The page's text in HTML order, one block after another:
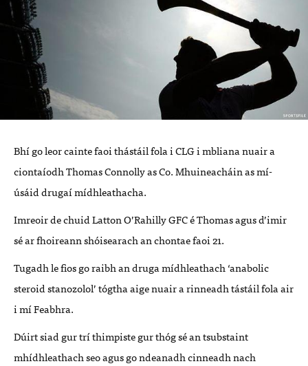
Bhí go leor cainte faoi thástáil fola iCLGi mbliana nuair a
ciontaíodh Thomas Connolly as Co. Mhuineacháin as mí-
úsáid drugaí mídhleathacha.
Imreoir de chuid Latton O’RahillyGFCé Thomas agus d’imir
sé ar fhoireann shóisearach an chontae faoi 21.
Tugadh le fios go raibh an druga mídhleathach ‘anabolic
steroid stanozolol’ tógtha aige nuair a rinneadh tástáil fola air
i mí Feabhra.
Dúirt siad gur trí thimpiste gur thóg sé an tsubstaint
mhídhleathach seo agus go ndeanadh cinneadh nach